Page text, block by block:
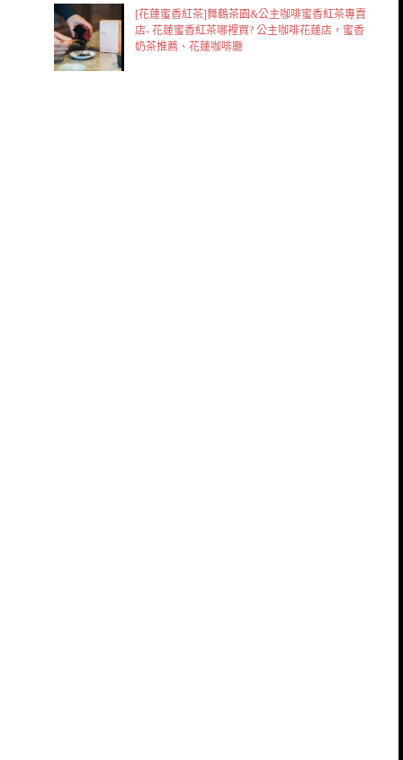
[花蓮蜜香紅茶]舞鶴茶園&公主咖啡蜜香紅茶專賣
店- 花蓮蜜香紅茶哪裡買? 公主咖啡花蓮店，蜜香
奶茶推薦、花蓮咖啡廳